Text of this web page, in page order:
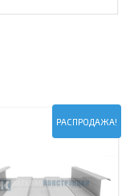
РАСПРОДАЖА!